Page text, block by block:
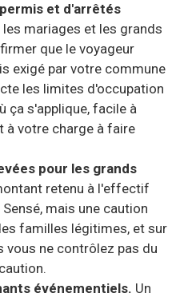
et d'arrêtés
les mariages et les grands
que le voyageur
exigé par votre commune
les limites d'occupation
ça s'applique, facile à
à votre charge à faire
pour les grands
retenu à l'effectif
mais une caution
familles légitimes, et sur
ne contrôlez pas du
événementiels. Un